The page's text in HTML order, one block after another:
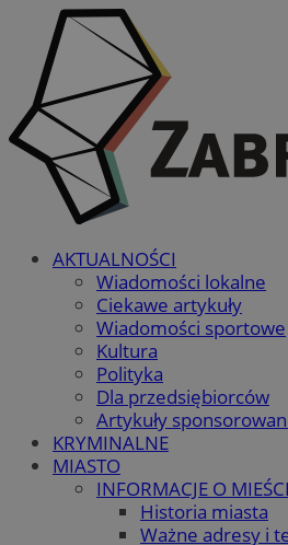
AKTUALNOŚCI
Wiadomości lokalne
Ciekawe artykuły
Wiadomości sportowe
Kultura
Polityka
Dla przedsiębiorców
Artykuły
KRYMINALNE
MIASTO
INFORMACJE O
Historia miasta
Ważne adresy i